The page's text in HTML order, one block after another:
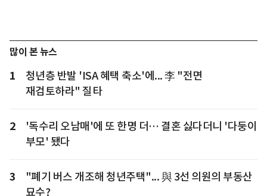
많이 본 뉴스
1
청년층 반발 'ISA 혜택 축소'에... 李 "전면
재검토하라" 질타
2
'독수리 오남매'에 또 한명 더… 결혼 싫다더니 '다둥이
부모' 됐다
3
"폐기 버스 개조해 청년주택"... 與 3선 의원의 부동산
묘수?